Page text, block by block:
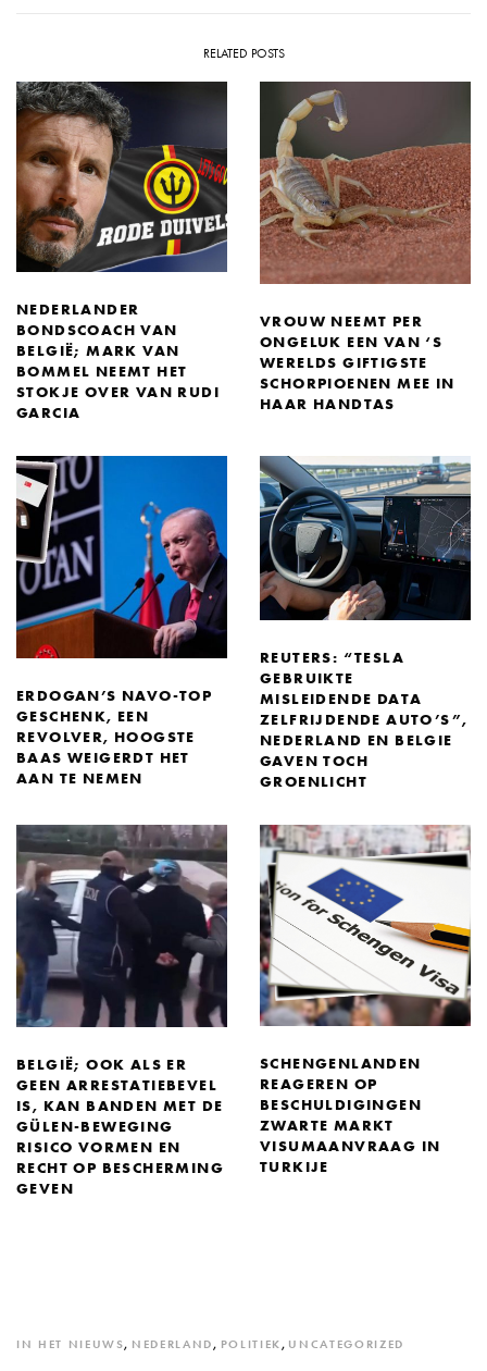
RELATED POSTS
NEDERLANDER
BONDSCOACH VAN
BELGIË; MARK VAN
BOMMEL NEEMT HET
STOKJE OVER VAN RUDI
GARCIA
VROUW NEEMT PER
ONGELUK EEN VAN ‘S
WERELDS GIFTIGSTE
SCHORPIOENEN MEE IN
HAAR HANDTAS
ERDOGAN’S NAVO-TOP
GESCHENK, EEN
REVOLVER, HOOGSTE
BAAS WEIGERDT HET
AAN TE NEMEN
REUTERS: “TESLA
GEBRUIKTE
MISLEIDENDE DATA
ZELFRIJDENDE AUTO’S”,
NEDERLAND EN BELGIE
GAVEN TOCH
GROENLICHT
BELGIË; OOK ALS ER
GEEN ARRESTATIEBEVEL
IS, KAN BANDEN MET DE
GÜLEN-BEWEGING
RISICO VORMEN EN
RECHT OP BESCHERMING
GEVEN
SCHENGENLANDEN
REAGEREN OP
BESCHULDIGINGEN
ZWARTE MARKT
VISUMAANVRAAG IN
TURKIJE
IN HET NIEUWS, NEDERLAND , POLITIEK , UNCATEGORIZED